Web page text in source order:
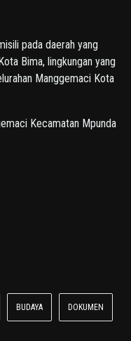
pada daerah yang
Bima, lingkungan yang
Manggemaci Kota
Kecamatan Mpunda
BUDAYA DOKUMEN